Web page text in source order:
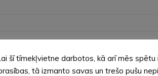
kurināmā cenu samazinājumu, ar 2023.
88,36 EUR/MWh vietā. Tarifa
šī tīmekļvietne darbotos, kā arī mēs
tā izmanto savas un trešo pušu